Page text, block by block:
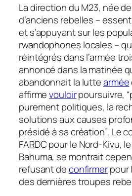
La direction du M23, née
d’anciens rebelles –
et s’appuyant sur les
rwandophones locales –
réintégrés dans l’armée
annoncé dans la matinée
abandonnait la luttearmée
affirmevouloirpoursuivre,
purement politiques, la
solutions aux causes
présidé à sa création”. Le
FARDC pour le Nord-Kivu,
Bahuma, se montrait
refusant deconfirmerpour
des dernières troupes